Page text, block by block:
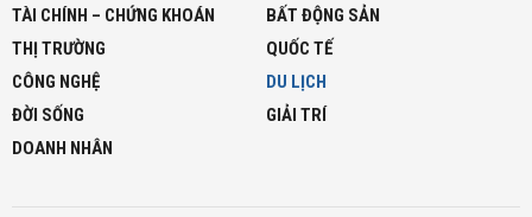
TÀI CHÍNH – CHỨNG KHOÁN
BẤT ĐỘNG SẢN
THỊ TRƯỜNG
QUỐC TẾ
CÔNG NGHỆ
DU LỊCH
ĐỜI SỐNG
GIẢI TRÍ
DOANH NHÂN